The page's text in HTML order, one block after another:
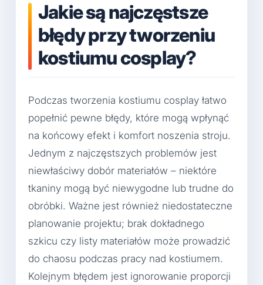
Jakie są najczęstsze
błędy przy tworzeniu
kostiumu cosplay?
Podczas tworzenia kostiumu cosplay łatwo
popełnić pewne błędy, które mogą wpłynąć
na końcowy efekt i komfort noszenia stroju.
Jednym z najczęstszych problemów jest
niewłaściwy dobór materiałów – niektóre
tkaniny mogą być niewygodne lub trudne do
obróbki. Ważne jest również niedostateczne
planowanie projektu; brak dokładnego
szkicu czy listy materiałów może prowadzić
do chaosu podczas pracy nad kostiumem.
Kolejnym błędem jest ignorowanie proporcji